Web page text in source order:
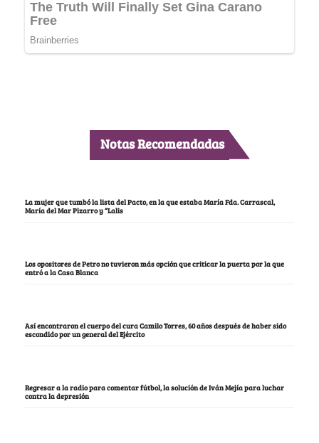
Notas Recomendadas
La mujer que tumbó la lista del Pacto, en la que estaba María Fda. Carrascal,
María del Mar Pizarro y “Lalis
Los opositores de Petro no tuvieron más opción que criticar la puerta por la que
entró a la Casa Blanca
Así encontraron el cuerpo del cura Camilo Torres, 60 años después de haber sido
escondido por un general del Ejército
Regresar a la radio para comentar fútbol, la solución de Iván Mejía para luchar
contra la depresión